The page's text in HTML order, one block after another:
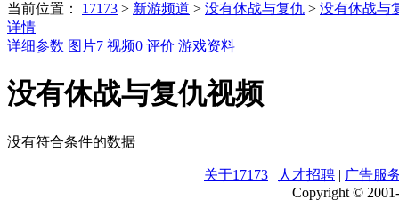
当前位置： 17173 > 新游频道 > 没有休战与复仇 > 没有休战与
详情
详细参数 图片7 视频0 评价 游戏资料
没有休战与复仇视频
没有符合条件的数据
关于17173 | 人才招聘 | 广告服
Copyright ©